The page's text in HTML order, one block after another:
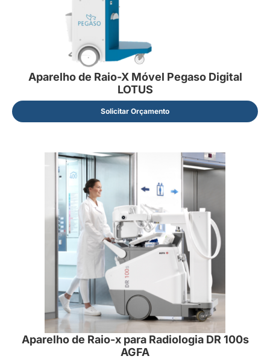
Aparelho de Raio-X Móvel Pegaso Digital
LOTUS
Solicitar Orçamento
Aparelho de Raio-x para Radiologia DR 100s
AGFA